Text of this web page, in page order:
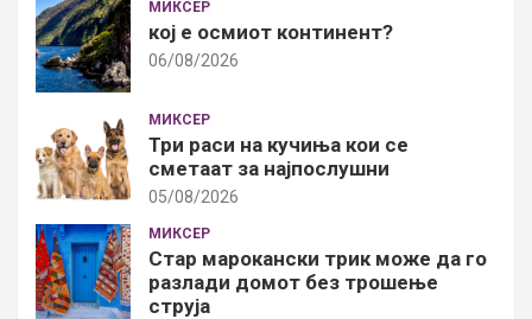
МИКСЕР
кој е осмиот континент?
06/08/2026
МИКСЕР
Три раси на кучиња кои се
сметаат за најпослушни
05/08/2026
МИКСЕР
Стар марокански трик може да го
разлади домот без трошење
струја